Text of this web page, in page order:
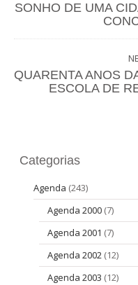
SONHO DE UMA
QUARENTA ANOS
ESCOLA DE
Categorias
Agenda (243)
Agenda 2000 (7)
Agenda 2001 (7)
Agenda 2002 (12)
Agenda 2003 (12)